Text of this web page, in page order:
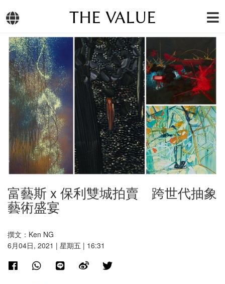
THE VALUE
富藝斯 x 保利雙城拍賣 跨世代抽象
藝術盛宴
撰文：Ken NG
6月04日, 2021 | 星期五 | 16:31